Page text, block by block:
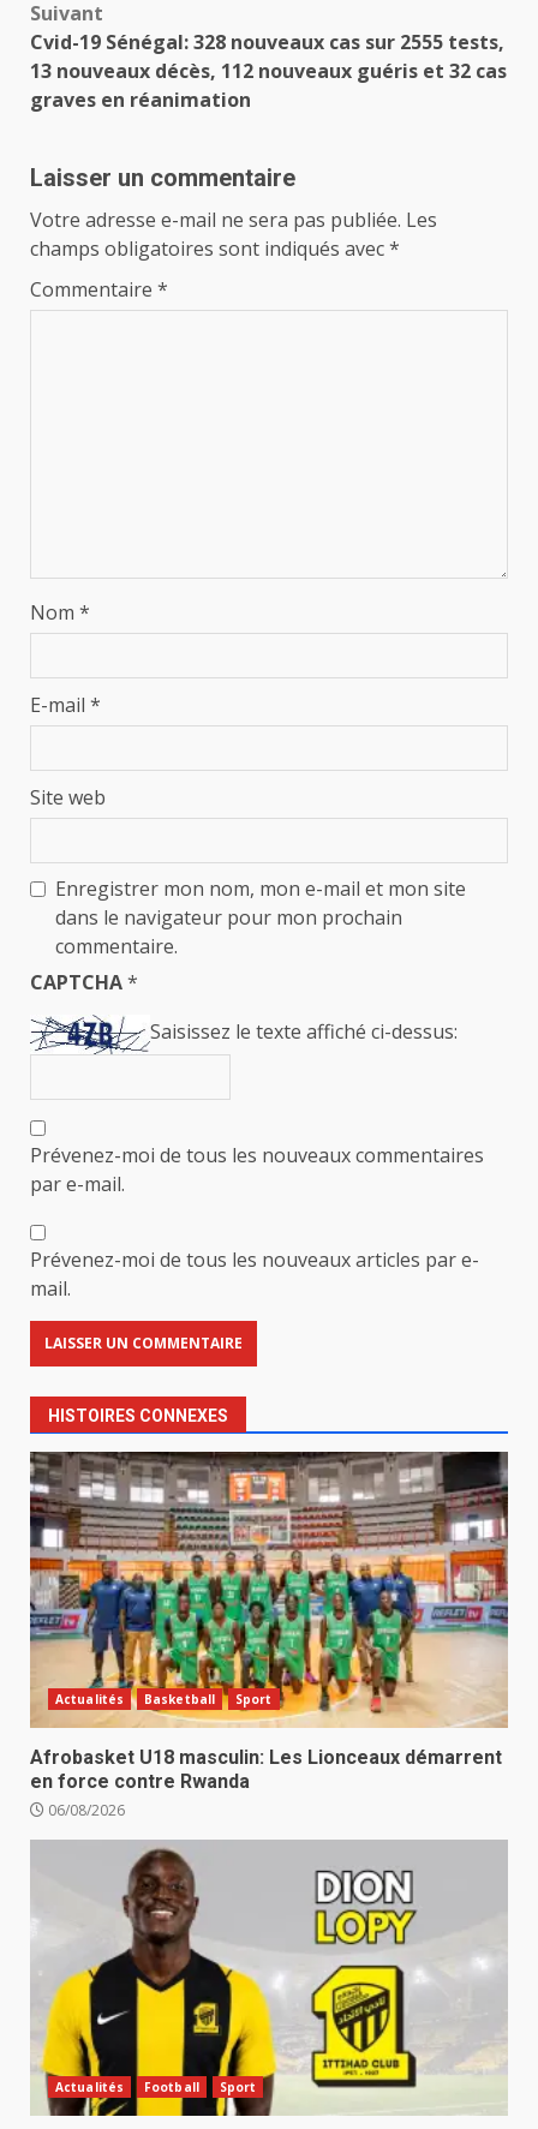
Suivant
Cvid-19 Sénégal: 328 nouveaux cas sur 2555 tests,
13 nouveaux décès, 112 nouveaux guéris et 32 cas
graves en réanimation
Laisser un commentaire
Votre adresse e-mail ne sera pas publiée. Les
champs obligatoires sont indiqués avec*
Commentaire *
Nom *
E-mail *
Site web
Enregistrer mon nom, mon e-mail et mon site
dans le navigateur pour mon prochain
commentaire.
CAPTCHA*
Saisissez le texte affiché ci-dessus:
Prévenez-moi de tous les nouveaux commentaires
par e-mail.
Prévenez-moi de tous les nouveaux articles par e-
mail.
HISTOIRES CONNEXES
Actualités Basketball Sport
Afrobasket U18 masculin: Les Lionceaux démarrent
en force contre Rwanda
06/08/2026
Actualités Football Sport